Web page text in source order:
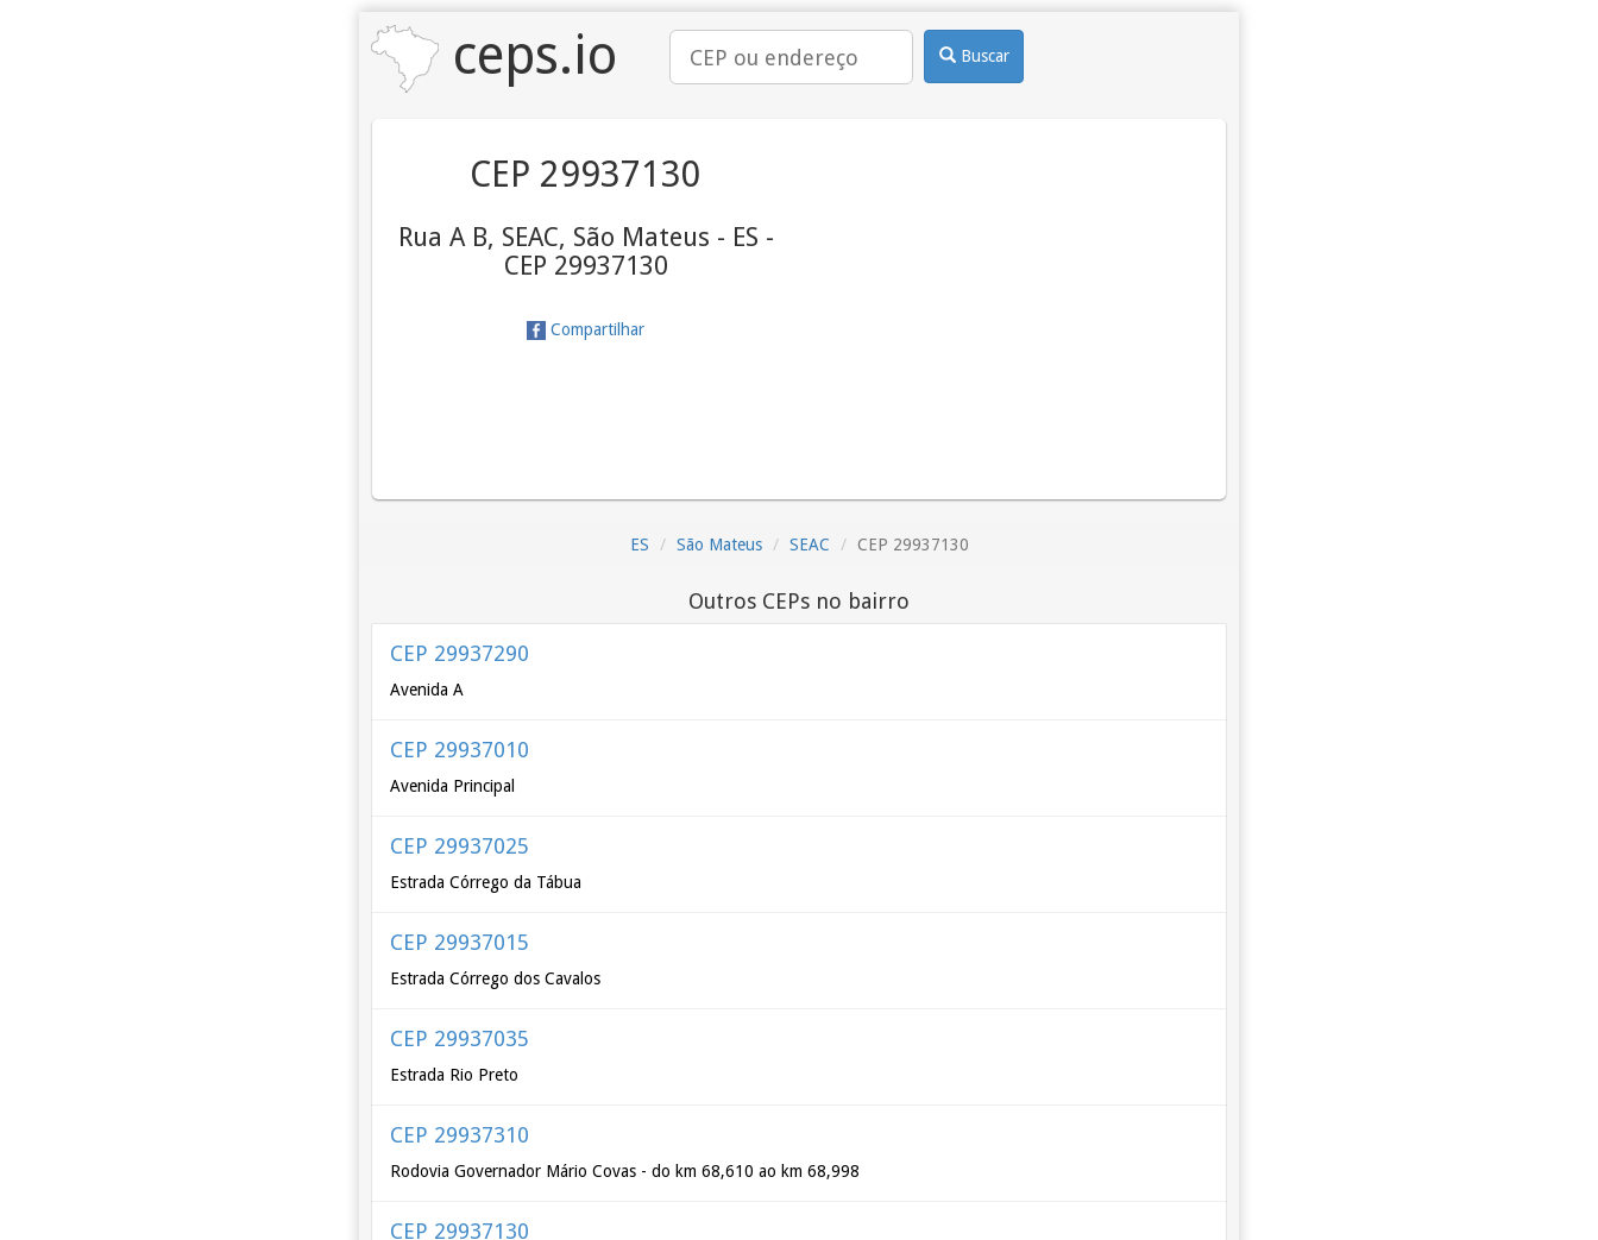
ceps.io Buscar
CEP 29937130
Rua A B, SEAC, São Mateus - ES -
CEP 29937130
Compartilhar
ES São Mateus SEAC CEP 29937130
Outros CEPs no bairro
CEP 29937290
Avenida A
CEP 29937010
Avenida Principal
CEP 29937025
Estrada Córrego da Tábua
CEP 29937015
Estrada Córrego dos Cavalos
CEP 29937035
Estrada Rio Preto
CEP 29937310
Rodovia Governador Mário Covas - do km 68,610 ao km 68,998
CEP 29937130